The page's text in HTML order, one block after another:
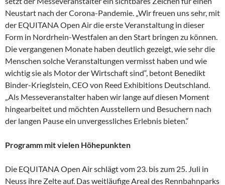
Neustart nach der Corona-Pandemie. „Wir freuen uns sehr, mit
der EQUITANA Open Air die erste Veranstaltung in dieser
Form in Nordrhein-Westfalen an den Start bringen zu können.
Die vergangenen Monate haben deutlich gezeigt, wie sehr die
Menschen solche Veranstaltungen vermisst haben und wie
wichtig sie als Motor der Wirtschaft sind“, betont Benedikt
Binder-Krieglstein, CEO von Reed Exhibitions Deutschland.
„Als Messeveranstalter haben wir lange auf diesen Moment
hingearbeitet und möchten Ausstellern und Besuchern nach
der langen Pause ein unvergessliches Erlebnis bieten.“
Programm mit vielen Höhepunkten
Die EQUITANA Open Air schlägt vom 23. bis zum 25. Juli in
Neuss ihre Zelte auf. Das weitläufige Areal des Rennbahnparks